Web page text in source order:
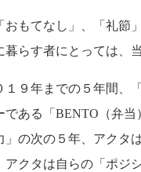
おもてなし」、「礼節
暮らす者にとっては、
１９年までの５年間、
である「BENTO（弁当
」の次の５年、アクタ
アクタは自らの「ポジ